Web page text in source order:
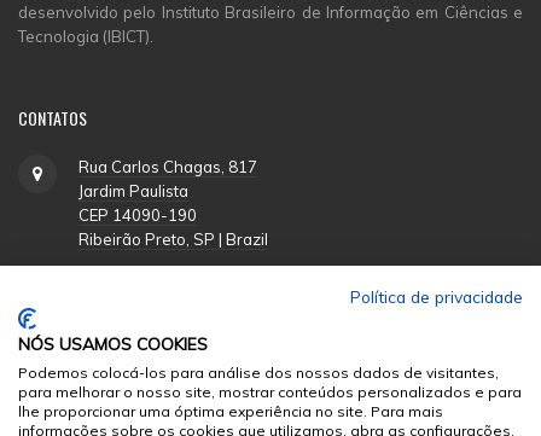
desenvolvido pelo Instituto Brasileiro de Informação em Ciências e
Tecnologia (IBICT).
CONTATOS
Rua Carlos Chagas, 817
Jardim Paulista
CEP 14090-190
Ribeirão Preto, SP | Brazil
Política de privacidade
NÓS USAMOS COOKIES
Podemos colocá-los para análise dos nossos dados de visitantes,
para melhorar o nosso site, mostrar conteúdos personalizados e para
lhe proporcionar uma óptima experiência no site. Para mais
informações sobre os cookies que utilizamos, abra as configurações.